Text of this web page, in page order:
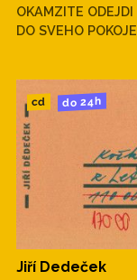
OKAMZITE ODEJDI
DO SVEHO POKOJE
cd do 24h
Jiří Dedeček